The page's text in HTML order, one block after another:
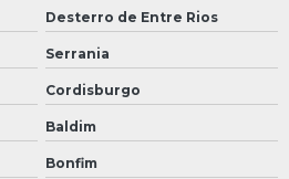
Desterro de Entre Rios
Serrania
Cordisburgo
Baldim
Bonfim